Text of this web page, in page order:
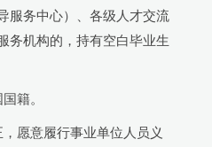
服务中心）、各级人才交流
务机构的，持有空白毕业生
国籍。
愿意履行事业单位人员义